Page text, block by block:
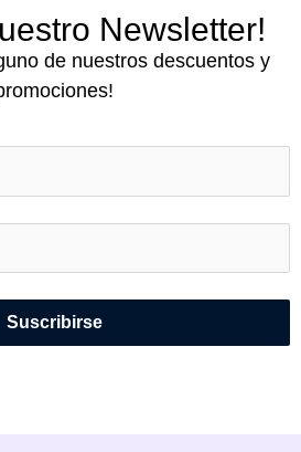
Newsletter!
de nuestros descuentos y
Suscribirse